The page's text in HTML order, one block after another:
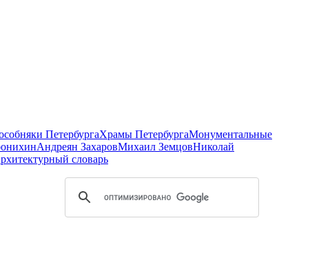
ПетербургаХрамы ПетербургаМонументальные
Андреян ЗахаровМихаил ЗемцовНиколай
словарь